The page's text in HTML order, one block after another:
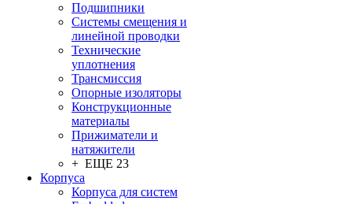
Подшипники
Системы смещения и
линейной проводки
Технические
уплотнения
Трансмиссия
Опорные изоляторы
Конструкционные
материалы
Прижиматели и
натяжители
+ ЕЩЕ 23
Корпуса
Корпуса для систем